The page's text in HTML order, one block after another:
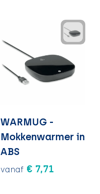
WARMUG -
Mokkenwarmer in
ABS
vanaf € 7,71